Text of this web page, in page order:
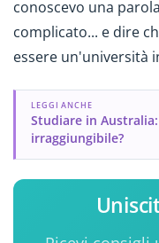
conoscevo una
complicato... e dire
essere un'università
LEGGI ANCHE
Studiare in
irraggiungibile?